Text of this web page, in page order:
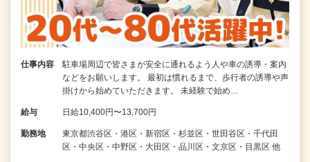
仕事内容
駐車場周辺で皆さまが安全に通れるよう人や車の誘導・案内
などをお願いします。 最初は慣れるまで、歩行者の誘導や声
掛けから始めていただきます。 未経験で始め…
給与 日給10,400円〜13,700円
勤務地
東京都渋谷区・港区・新宿区・杉並区・世田谷区・千代田
区・中央区・中野区・大田区・品川区・文京区・目黒区 他